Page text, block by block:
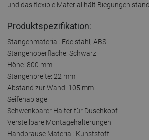
und das flexible Material hält Biegungen stand.
Produktspezifikation:
Stangenmaterial: Edelstahl, ABS
Stangenoberfläche: Schwarz
Höhe: 800 mm
Stangenbreite: 22 mm
Abstand zur Wand: 105 mm
Seifenablage
Schwenkbarer Halter für Duschkopf
Verstellbare Montagehalterungen
Handbrause Material: Kunststoff